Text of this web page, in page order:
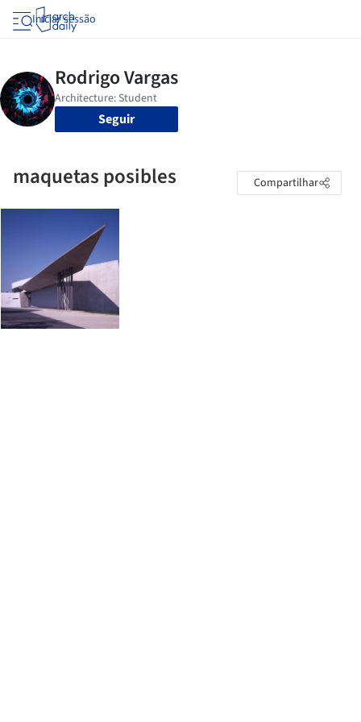
Iniciar sessão
Seguir
maquetas posibles Compartilhar